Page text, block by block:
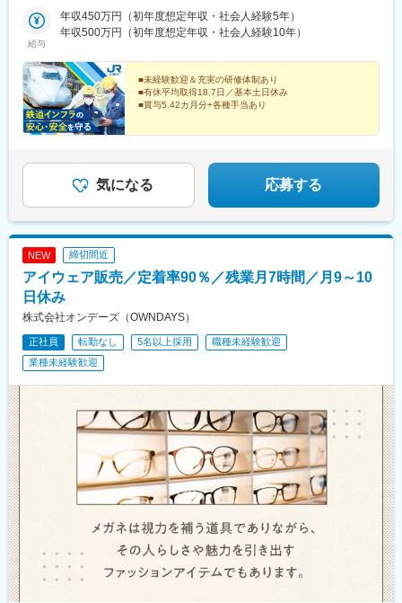
Ｒ線)、猿猴橋町駅、横川駅、中洲通駅
良県（奈良市）三重県（亀山市）和歌山県（和歌山市、田辺市）
【中国エリア】鳥取県（鳥取市、米子市）島根県（出雲市）岡山
エリア】福岡県（那珂川市)＜本社＞〒530-8341大阪府大阪市北
区芝田2-4-24（各線「大阪」駅より徒歩7分）※受動喫煙対策：敷
地内喫煙可能場所あり
駅、吹田駅(東海道本線)、高槻市駅、高井田中央駅、日根野駅、林
崎松江海岸駅、豊岡駅(兵庫県)、姫路駅、太市駅、網干駅、厄神
富士見町駅(鳥取県)、米子駅、浜田駅、出雲神西駅、大安寺駅、北
長瀬駅、岡山駅、矢賀駅、天神川駅、新山口駅、幡生駅、下関
駅、博多南駅、大阪梅田駅(阪急線)、大阪城公園駅、大阪阿部野橋
駅、梅田駅(地下鉄)、大阪ビジネスパーク駅、鳳駅、山陽姫路駅、
王寺駅、後藤駅、岡山駅前駅、中津駅(地下鉄)、天王寺駅前駅、大
給与
年収450万円（初年度想定年収・社会人経験5年）
年収500万円（初年度想定年収・社会人経験10年）
■未経験歓迎＆充実の研修体制あり
■有休平均取得18.7日／基本土日休み
■賞与5.42カ月分+各種手当あり
気になる 応募する
NEW 締切間近
アイウェア販売／定着率90％／残業月7時間／月9～10
日休み
株式会社オンデーズ（OWNDAYS）
正社員 転勤なし 5名以上採用
職種未経験歓迎
業種未経験歓迎